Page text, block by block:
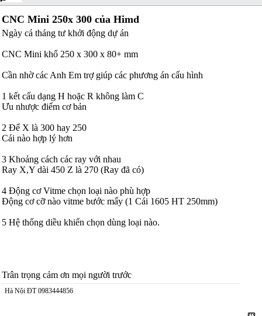
CNC Mini 250x 300 của Himd
Ngày cá tháng tư khởi động dự án
CNC Mini khổ 250 x 300 x 80+ mm
Cần nhờ các Anh Em trợ giúp các phương án cấu hình
1 kết cấu dạng H hoặc R không làm C
Ưu nhược điểm cơ bản
2 Để X là 300 hay 250
Cái nào hợp lý hơn
3 Khoảng cách các ray với nhau
Ray X,Y dài 450 Z là 270 (Ray đã có)
4 Động cơ Vitme chọn loại nào phù hợp
Động cơ cỡ nào vitme bước mấy (1 Cái 1605 HT 250mm)
5 Hệ thống diều khiển chọn dùng loại nào.
Trân trọng cảm ơn mọi người trước
Hà Nội ĐT 0983444856